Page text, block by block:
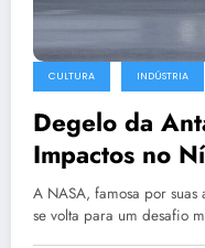
CULTURA INDÚSTRIA
Degelo da
Impactos no
A NASA, famosa por suas
se volta para um desafio